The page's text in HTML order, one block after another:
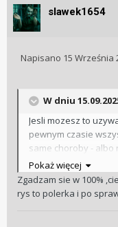
slawek1654
Napisano 15 Września
W dniu
Jesli mozesz to
pewnym czasie
same choroby - albo
chemiczne. W moim
nadawal sie juz do
Na szczescie,
Pokaż więcej
Zgadzam sie w 100%
rys to polerka i po